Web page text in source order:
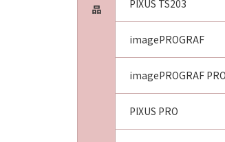
品
PIXUS TS203
imagePROGRAF
imagePROGRAF
PIXUS PRO